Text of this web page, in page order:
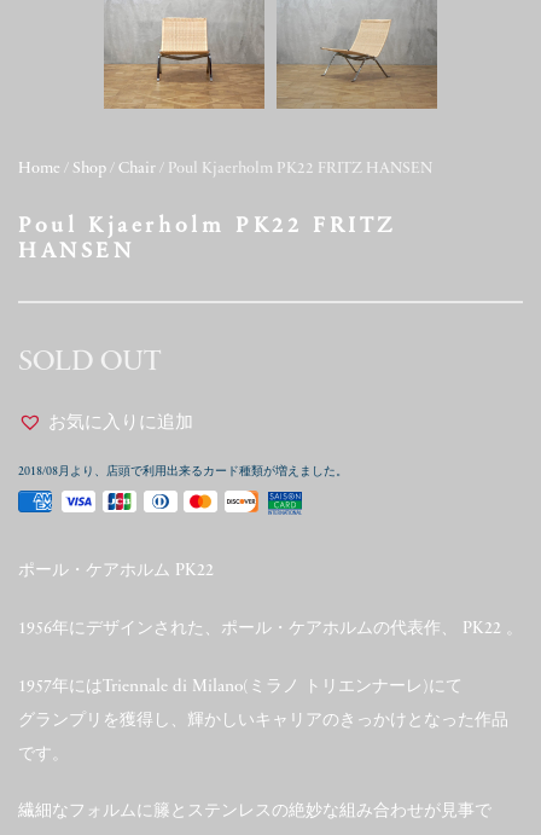
Home / Shop / Chair / Poul Kjaerholm PK22 FRITZ HANSEN
Poul Kjaerholm PK22 FRITZ
HANSEN
SOLD OUT
お気に入りに追加
2018/08月より、店頭で利用出来るカード種類が増えました。
ポール・ケアホルム PK22
1956年にデザインされた、ポール・ケアホルムの代表作、 PK22 。
1957年にはTriennale di Milano(ミラノ トリエンナーレ)にて
グランプリを獲得し、輝かしいキャリアのきっかけとなった作品
です。
繊細なフォルムに籐とステンレスの絶妙な組み合わせが見事で